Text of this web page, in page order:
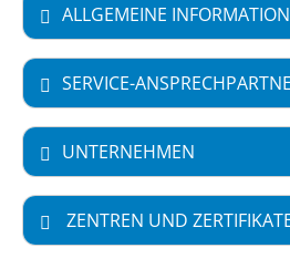
ALLGEMEINE
SERVICE-
UNTERNEHMEN
ZENTREN UND